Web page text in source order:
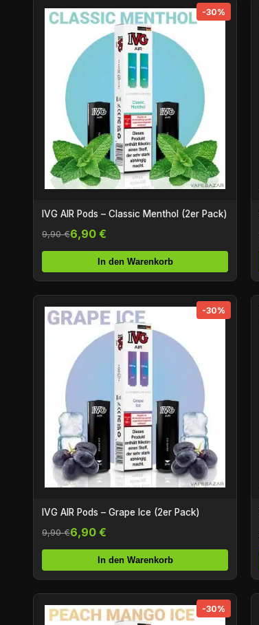
-30%
IVG AIR Pods – Classic Menthol (2er Pack)
9,90 €6,90 €
In den Warenkorb
-30%
IVG AIR Pods – Grape Ice (2er Pack)
9,90 €6,90 €
In den Warenkorb
-30%